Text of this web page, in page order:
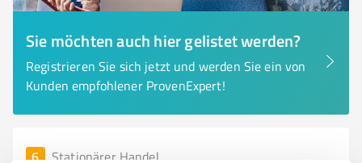
Sie möchten auch hier gelistet werden?
Registrieren Sie sich jetzt und werden Sie ein von
Kunden empfohlener ProvenExpert!
6 Stationärer Handel